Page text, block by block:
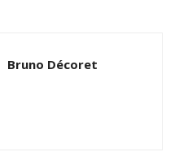
Bruno Décoret